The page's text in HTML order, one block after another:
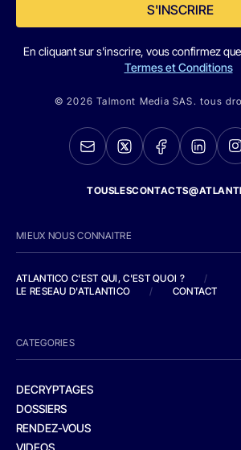
S'INSCRIRE
En cliquant sur s'inscrire, vous confirmez
Termes et Conditions
© 2026 Talmont Media SAS. tous
MIEUX NOUS CONNAITRE
ATLANTICO C'EST QUI, C'EST QUOI ?
/
LE RESEAU D'ATLANTICO
/ CONTACT
CATEGORIES
DECRYPTAGES
DOSSIERS
RENDEZ-VOUS
VIDEOS